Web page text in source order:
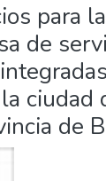
para
de
ciudad
de